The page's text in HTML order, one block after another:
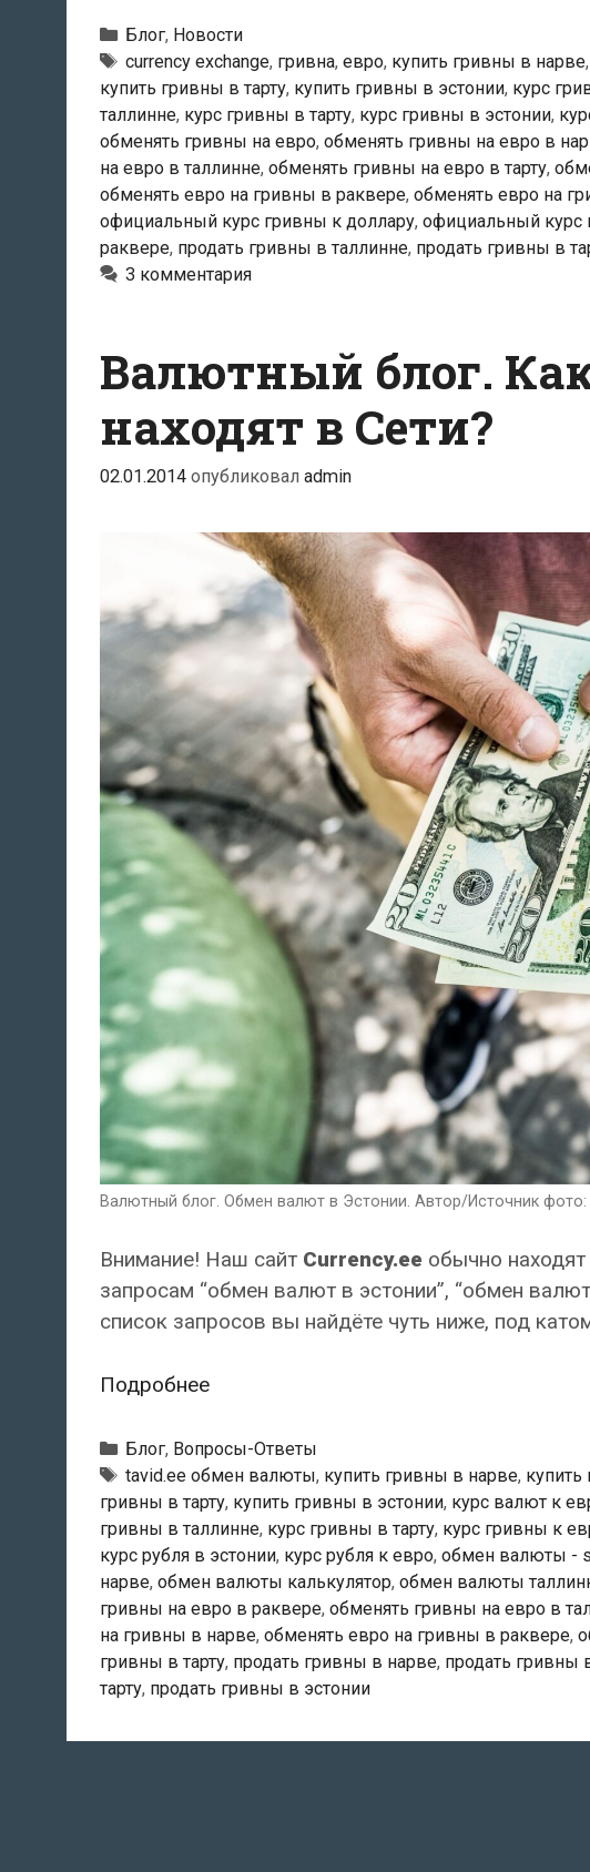
в
Эстонии.
Продать
гривны
в
Эстонии.
Здесь
и
сейчас.
Рубрики
Блог, Новости
Тэги
currency exchange, гривна, евро, купить гривны в нарве,
купить гривны в тарту, купить гривны в эстонии, курс
таллинне, курс гривны в тарту, курс гривны в эстонии,
обменять гривны на евро, обменять гривны на евро в
на евро в таллинне, обменять гривны на евро в тарту,
обменять евро на гривны в раквере, обменять евро на
официальный курс гривны к доллару, официальный курс
раквере, продать гривны в таллинне, продать гривны в
3 комментария
Валютный блог.
находят в Сети?
02.01.2014 опубликовал admin
Валютный блог. Обмен валют в Эстонии. Автор/Источник фото:
Внимание! Наш сайт Currency.ee обычно
запросам “обмен валют в эстонии”, “обмен
список запросов вы найдёте чуть ниже, под
ПодробнееВалютный
Как
нас
обычно
находят
в
Сети?
Рубрики
Блог, Вопросы-Ответы
Тэги
tavid.ee обмен валюты, купить гривны в нарве,
гривны в тарту, купить гривны в эстонии, курс валют к
гривны в таллинне, курс гривны в тарту, курс гривны к
курс рубля в эстонии, курс рубля к евро, обмен валюты -
нарве, обмен валюты калькулятор, обмен валюты
гривны на евро в раквере, обменять гривны на евро в
на гривны в нарве, обменять евро на гривны в раквере,
гривны в тарту, продать гривны в нарве, продать гривны
тарту, продать гривны в эстонии